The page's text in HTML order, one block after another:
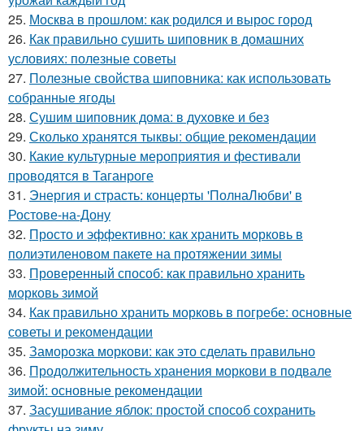
25. Москва в прошлом: как родился и вырос город
26. Как правильно сушить шиповник в домашних
условиях: полезные советы
27. Полезные свойства шиповника: как использовать
собранные ягоды
28. Сушим шиповник дома: в духовке и без
29. Сколько хранятся тыквы: общие рекомендации
30. Какие культурные мероприятия и фестивали
проводятся в Таганроге
31. Энергия и страсть: концерты 'ПолнаЛюбви' в
Ростове-на-Дону
32. Просто и эффективно: как хранить морковь в
полиэтиленовом пакете на протяжении зимы
33. Проверенный способ: как правильно хранить
морковь зимой
34. Как правильно хранить морковь в погребе: основные
советы и рекомендации
35. Заморозка моркови: как это сделать правильно
36. Продолжительность хранения моркови в подвале
зимой: основные рекомендации
37. Засушивание яблок: простой способ сохранить